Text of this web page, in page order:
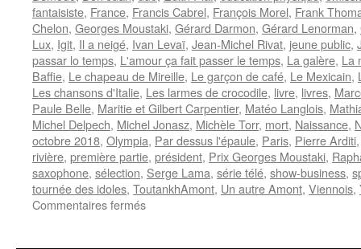
fantaisiste, France, Francis Cabrel, François Morel, Frank
Chelon, Georges Moustaki, Gérard Darmon, Gérard Lenorman,
Lux, Igit, Il a neigé, Ivan Levaï, Jean-Michel Rivat, jeune public,
passar lo temps, L'amour ça fait passer le temps, La galère, La
Baffie, Le chapeau de Mireille, Le garçon de café, Le Mexicain,
Les chansons d'Italie, Les larmes de crocodile, livre, livres,
Paule Belle, Maritie et Gilbert Carpentier, Matéo Langlois,
Michel Delpech, Michel Jonasz, Michèle Torr, mort, Naissance,
octobre 2018, Olympia, Par dessus l'épaule, Paris, Pierre Arditi
rivière, première partie, président, Prix Georges Moustaki,
saxophone, sélection, Serge Lama, série télé, show-business,
tournée des idoles, ToutankhAmont, Un autre Amont, Viennois,
Commentaires ferméssur